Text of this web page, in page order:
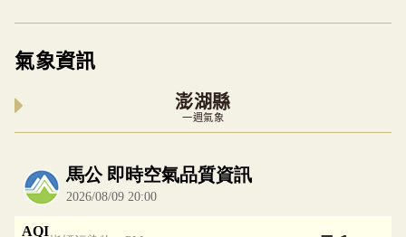
氣象資訊
澎湖縣
一週氣象
內嵌空氣品質小工具為視覺預覽，完整即時空